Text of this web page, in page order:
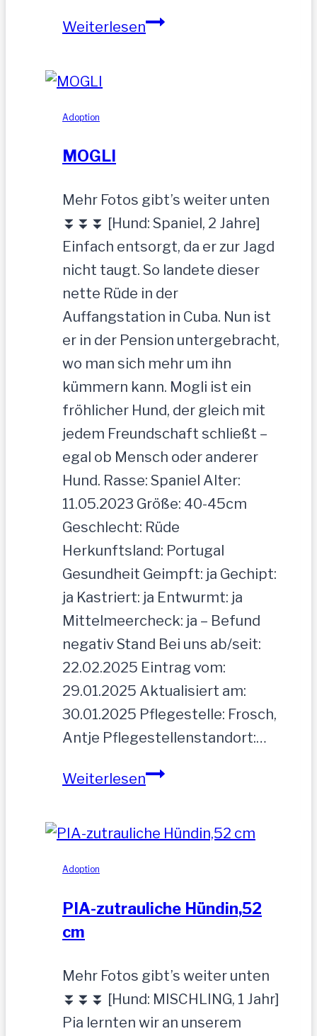
WeiterlesenZEUS
Adoption
MOGLI
Mehr Fotos gibt’s weiter unten
⏬⏬⏬ [Hund: Spaniel, 2 Jahre]
Einfach entsorgt, da er zur Jagd
nicht taugt. So landete dieser
nette Rüde in der
Auffangstation in Cuba. Nun ist
er in der Pension untergebracht,
wo man sich mehr um ihn
kümmern kann. Mogli ist ein
fröhlicher Hund, der gleich mit
jedem Freundschaft schließt –
egal ob Mensch oder anderer
Hund. Rasse: Spaniel Alter:
11.05.2023 Größe: 40-45cm
Geschlecht: Rüde
Herkunftsland: Portugal
Gesundheit Geimpft: ja Gechipt:
ja Kastriert: ja Entwurmt: ja
Mittelmeercheck: ja – Befund
negativ Stand Bei uns ab/seit:
22.02.2025 Eintrag vom:
29.01.2025 Aktualisiert am:
30.01.2025 Pflegestelle: Frosch,
Antje Pflegestellenstandort:…
WeiterlesenMOGLI
Adoption
PIA-zutrauliche Hündin,52
cm
Mehr Fotos gibt’s weiter unten
⏬⏬⏬ [Hund: MISCHLING, 1 Jahr]
Pia lernten wir an unserem